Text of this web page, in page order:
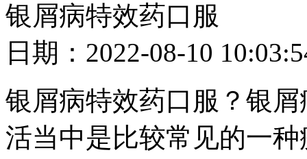
银屑病特效药口服
日期：2022-08-10
银屑病特效药口服？银
活当中是比较常见的一